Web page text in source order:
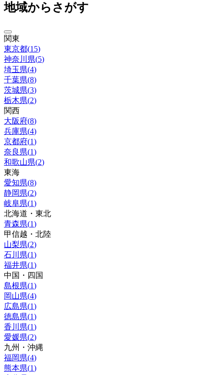
地域からさがす
関東
東京都(15)
神奈川県(5)
埼玉県(4)
千葉県(8)
茨城県(3)
栃木県(2)
関西
大阪府(8)
兵庫県(4)
京都府(1)
奈良県(1)
和歌山県(2)
東海
愛知県(8)
静岡県(2)
岐阜県(1)
北海道・東北
青森県(1)
甲信越・北陸
山梨県(2)
石川県(1)
福井県(1)
中国・四国
島根県(1)
岡山県(4)
広島県(1)
徳島県(1)
香川県(1)
愛媛県(2)
九州・沖縄
福岡県(4)
熊本県(1)